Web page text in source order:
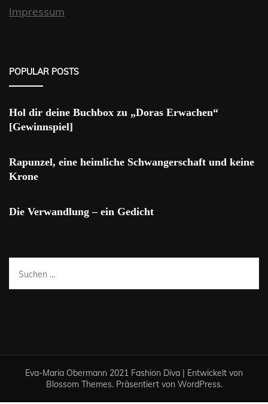
Impressum
POPULAR POSTS
Hol dir deine Buchbox zu „Doras Erwachen“
[Gewinnspiel]
Rapunzel, eine heimliche Schwangerschaft und keine
Krone
Die Verwandlung – ein Gedicht
Suchen
nach:
Eva-Maria Obermann 2021 Fashion Diva | Entwickelt von
Blossom Themes. Präsentiert von WordPress.